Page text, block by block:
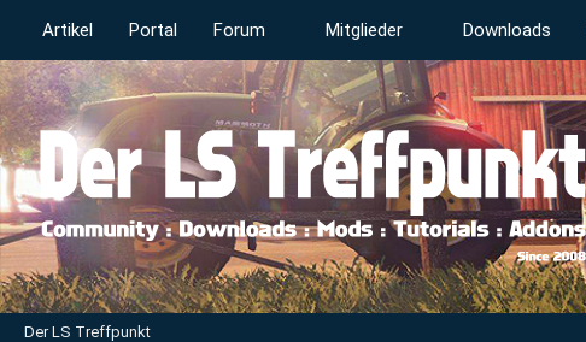
Artikel Portal Forum Mitglieder Downloads
Der LS Treffpunkt